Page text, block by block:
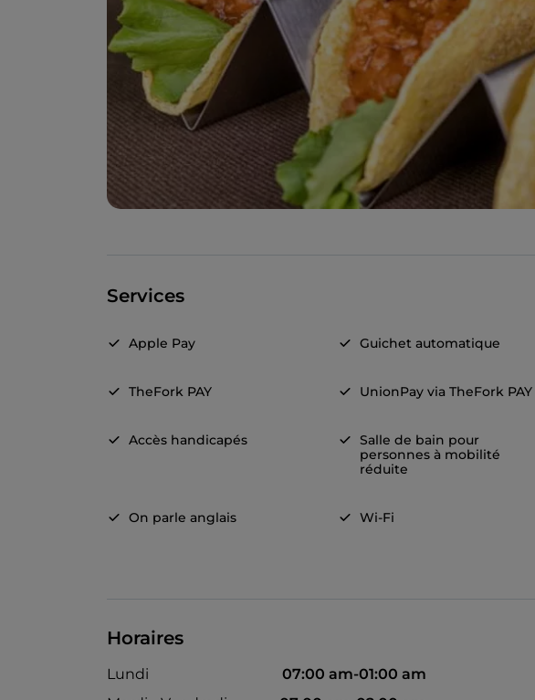
Services
Apple Pay Guichet automatique
TheFork PAY UnionPay via TheFork PAY
Accès handicapés
Salle de bain pour
personnes à mobilité
réduite
On parle anglais Wi-Fi
Horaires
Lundi
07:00 am-01:00 am